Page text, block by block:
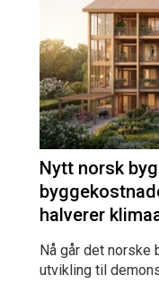
Nytt norsk
halverer
Nå går det
utvikling til